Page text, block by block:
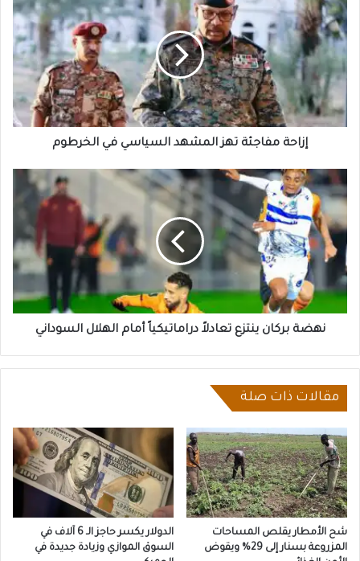
مفاجئة
تهز
المشهد
السياسي
في
الخرطوم
إزاحة مفاجئة تهز المشهد السياسي في الخرطوم
نهضة
بركان
تعادلاً
دراماتيكياً
أمام
الهلال
السوداني
نهضة بركان ينتزع تعادلاً دراماتيكياً أمام الهلال السوداني
مقالات ذات صلة
شح الأمطار يقلص المساحات
المزروعة بسنار إلى 29% ويقوض
الدولار يكسر حاجز الـ 6 آلاف في
السوق الموازي وزيادة جديدة في